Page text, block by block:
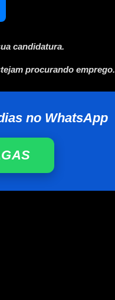
candidatura.
procurando emprego.
no WhatsApp